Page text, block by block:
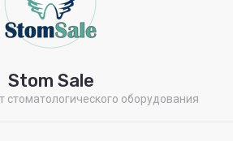
Stom Sale
стоматологического оборудования